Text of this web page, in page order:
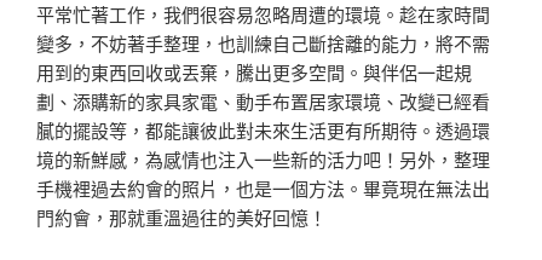
平常忙著工作，我們很容易忽略周遭的環境。趁在家時間
變多，不妨著手整理，也訓練自己斷捨離的能力，將不需
用到的東西回收或丟棄，騰出更多空間。與伴侶一起規
劃、添購新的家具家電、動手布置居家環境、改變已經看
膩的擺設等，都能讓彼此對未來生活更有所期待。透過環
境的新鮮感，為感情也注入一些新的活力吧！另外，整理
手機裡過去約會的照片，也是一個方法。畢竟現在無法出
門約會，那就重溫過往的美好回憶！